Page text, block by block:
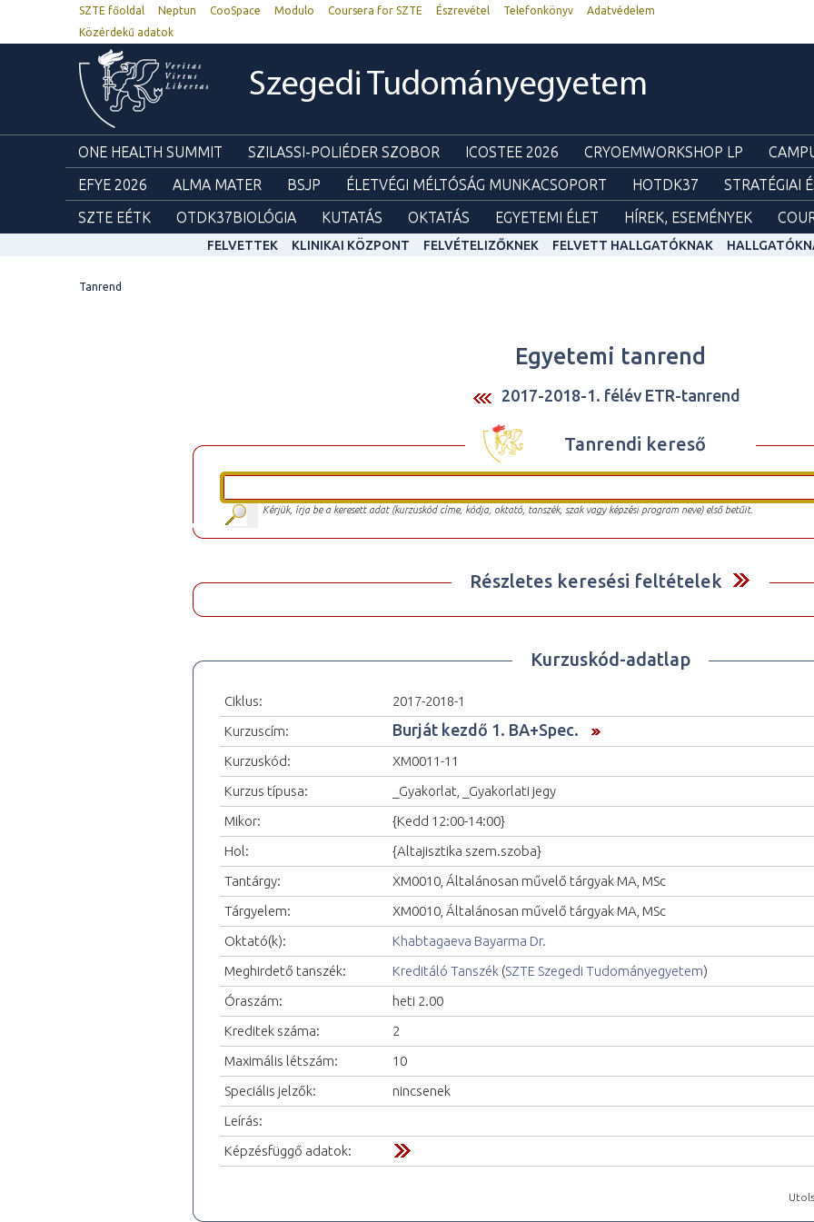
SZTE főoldal Neptun CooSpace Modulo Coursera for SZTE Észrevétel Telefonkönyv
Adatvédelem
Közérdekű adatok
Szegedi Tudományegyetem
ONE HEALTH SUMMIT SZILASSI-POLIÉDER SZOBOR ICOSTEE 2026 CRYOEMWORKSHOP LP
EFYE 2026
ALMA MATER BSJP ÉLETVÉGI MÉLTÓSÁG MUNKACSOPORT HOTDK37 STRATÉGIAI
SZTE EÉTK
OTDK37BIOLÓGIA KUTATÁS OKTATÁS EGYETEMI ÉLET HÍREK, ESEMÉNYEK
FELVETTEK KLINIKAI KÖZPONT FELVÉTELIZŐKNEK FELVETT HALLGATÓKNAK
Tanrend
Egyetemi tanrend
2017-2018-1. félév ETR-tanrend
Tanrendi kereső
Kérjük, írja be a keresett adat (kurzuskód címe, kódja, oktató, tanszék, szak vagy képzési program neve) első betűit.
Részletes keresési feltételek
Kurzuskód-adatlap
Ciklus:
2017-2018-1
Kurzuscím:
Burját kezdő 1. BA+Spec.
Kurzuskód:
XM0011-11
Kurzus típusa:
_Gyakorlat, _Gyakorlati jegy
Mikor:
{Kedd 12:00-14:00}
Hol:
{Altajisztika szem.szoba}
Tantárgy:
XM0010, Általánosan művelő tárgyak MA, MSc
Tárgyelem:
XM0010, Általánosan művelő tárgyak MA, MSc
Oktató(k):
Khabtagaeva Bayarma Dr.
Meghirdető tanszék:
Kreditáló Tanszék (SZTE Szegedi Tudományegyetem)
Óraszám:
heti 2.00
Kreditek száma:
2
Maximális létszám:
10
Speciális jelzők:
nincsenek
Leírás:
Képzésfüggő adatok: